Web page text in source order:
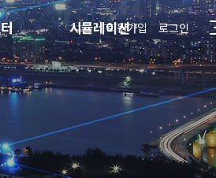
시뮬레이션
회원가입 로그인